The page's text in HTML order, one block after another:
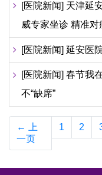
[医院新闻] 天津延
威专家坐诊 精准对
[医院新闻] 延安医
[医院新闻] 春节我
不“缺席”
←
上
一页
1 2